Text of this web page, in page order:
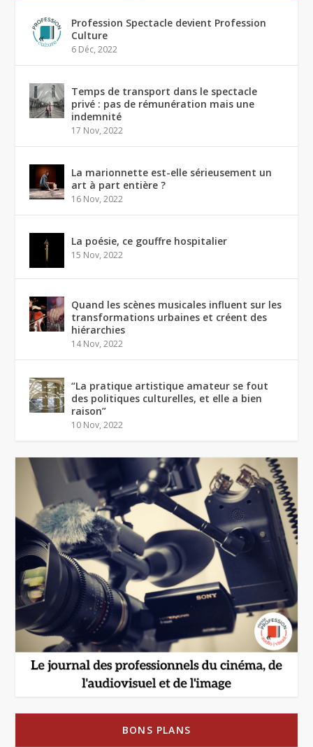
Profession Spectacle devient Profession
Culture
6 Déc, 2022
Temps de transport dans le spectacle
privé : pas de rémunération mais une
indemnité
17 Nov, 2022
La marionnette est-elle sérieusement un
art à part entière ?
16 Nov, 2022
La poésie, ce gouffre hospitalier
15 Nov, 2022
Quand les scènes musicales influent sur les
transformations urbaines et créent des
hiérarchies
14 Nov, 2022
“La pratique artistique amateur se fout
des politiques culturelles, et elle a bien
raison”
10 Nov, 2022
BONS PLANS